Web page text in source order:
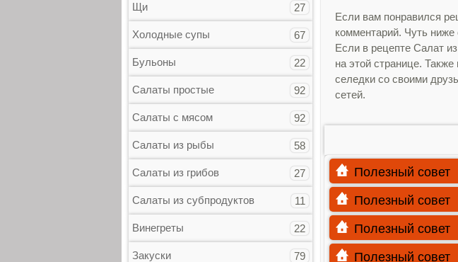
Если вам понравился
комментарий. Чуть ниже
Если в рецепте Салат
на этой странице.
селедки со своими
сетей.
Полезный совет
Полезный совет
Полезный совет
Полезный совет
Щи 27
Холодные супы 67
Бульоны 22
Салаты простые 92
Салаты с мясом 92
Салаты из рыбы 58
Салаты из грибов 27
Салаты из субпродуктов 11
Винегреты 22
Закуски 79